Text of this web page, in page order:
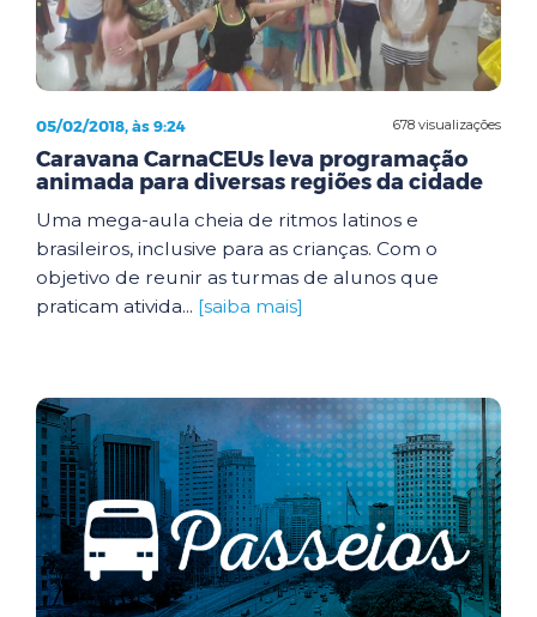
678 visualizações
05/02/2018, às 9:24
Caravana CarnaCEUs leva programação
animada para diversas regiões da cidade
Uma mega-aula cheia de ritmos latinos e
brasileiros, inclusive para as crianças. Com o
objetivo de reunir as turmas de alunos que
praticam ativida... [saiba mais]